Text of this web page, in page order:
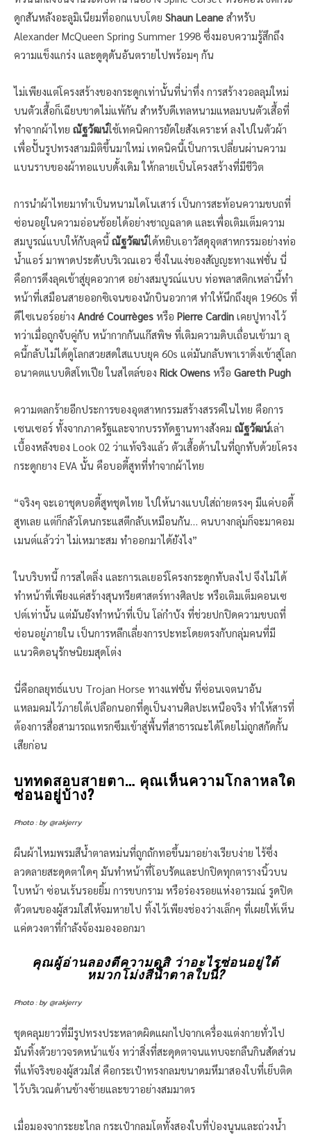
ดูกสันหลังอะลูมิเนียมที่ออกแบบโดย Shaun Leane สำหรับ
Alexander McQueen Spring Summer 1998 ซึ่งมอบความรู้สึกถึง
ความแข็งแกร่ง และดูดุดันอันตรายไปพร้อมๆ กัน
ไม่เพียงแต่โครงสร้างของกระดูกเท่านั้นที่น่าทึ่ง การสร้างวอลลุมใหม่
บนตัวเสื้อก็เฉียบขาดไม่แพ้กัน สำหรับดีเทลหนามแหลมบนตัวเสื้อที่
ทำจากผ้าไทย ณัฐวัฒน์ใช้เทคนิคการยัดใยสังเคราะห์ ลงไปในตัวผ้า
เพื่อปั้นรูปทรงสามมิติขึ้นมาใหม่ เทคนิคนี้เป็นการเปลี่ยนผ่านความ
แบนราบของผ้าทอแบบดั้งเดิม ให้กลายเป็นโครงสร้างที่มีชีวิต
การนำผ้าไทยมาทำเป็นหนามไดโนเสาร์ เป็นการสะท้อนความขบถที่
ซ่อนอยู่ในความอ่อนช้อยได้อย่างชาญฉลาด และเพื่อเติมเต็มความ
สมบูรณ์แบบให้กับลุคนี้ ณัฐวัฒน์ได้หยิบเอาวัสดุอุตสาหกรรมอย่างท่อ
น้ำแอร์ มาพาดประดับบริเวณเอว ซึ่งในแง่ของสัญญะทางแฟชั่น นี่
คือการดึงลุคเข้าสู่ยุคอวกาศ อย่างสมบูรณ์แบบ ท่อพลาสติกเหล่านี้ทำ
หน้าที่เสมือนสายออกซิเจนของนักบินอวกาศ ทำให้นึกถึงยุค 1960s ที่
ดีไซเนอร์อย่าง André Courrèges หรือ Pierre Cardin เคยปูทางไว้
ทว่าเมื่อถูกจับคู่กับ หน้ากากกันแก๊สพิษ ที่เติมความดิบเถื่อนเข้ามา ลุ
คนี้กลับไม่ได้ดูโลกสวยสดใสแบบยุค 60s แต่มันกลับพาเราดิ่งเข้าสู่โลก
อนาคตแบบดิสโทเปีย ในสไตล์ของ Rick Owens หรือ Gareth Pugh
ความตลกร้ายอีกประการของอุตสาหกรรมสร้างสรรค์ในไทย คือการ
เซนเซอร์ ทั้งจากภาครัฐและจากบรรทัดฐานทางสังคม ณัฐวัฒน์เล่า
เบื้องหลังของ Look 02 ว่าแท้จริงแล้ว ตัวเสื้อด้านในที่ถูกทับด้วยโครง
กระดูกยาง EVA นั้น คือบอดี้สูทที่ทำจากผ้าไทย
“จริงๆ จะเอาชุดบอดี้สูทชุดไทย ไปให้นางแบบใส่ถ่ายตรงๆ มีแค่บอดี้
สูทเลย แต่ก็กลัวโดนกระแสตีกลับเหมือนกัน… คนบางกลุ่มก็จะมาคอม
เมนต์แล้วว่า ไม่เหมาะสม ทำออกมาได้ยังไง”
ในบริบทนี้ การสไตลิ่ง และการเลเยอร์โครงกระดูกทับลงไป จึงไม่ได้
ทำหน้าที่เพียงแค่สร้างสุนทรียศาสตร์ทางศิลปะ หรือเติมเต็มคอนเซ
ปต์เท่านั้น แต่มันยังทำหน้าที่เป็น โล่กำบัง ที่ช่วยปกปิดความขบถที่
ซ่อนอยู่ภายใน เป็นการหลีกเลี่ยงการปะทะโดยตรงกับกลุ่มคนที่มี
แนวคิดอนุรักษนิยมสุดโต่ง
นี่คือกลยุทธ์แบบ Trojan Horse ทางแฟชั่น ที่ซ่อนเจตนาอัน
แหลมคมไว้ภายใต้เปลือกนอกที่ดูเป็นงานศิลปะเหนือจริง ทำให้สารที่
ต้องการสื่อสามารถแทรกซึมเข้าสู่พื้นที่สาธารณะได้โดยไม่ถูกสกัดกั้น
เสียก่อน
บททดสอบสายตา… คุณเห็นความโกลาหลใด
ซ่อนอยู่บ้าง?
Photo : by @rakjerry
ผืนผ้าไหมพรมสีน้ำตาลหม่นที่ถูกถักทอขึ้นมาอย่างเรียบง่าย ไร้ซึ่ง
ลวดลายสะดุดตาใดๆ มันทำหน้าที่โอบรัดและปกปิดทุกตารางนิ้วบน
ใบหน้า ซ่อนเร้นรอยยิ้ม การขบกราม หรือร่องรอยแห่งอารมณ์ รูดปิด
ตัวตนของผู้สวมใส่ให้จมหายไป ทิ้งไว้เพียงช่องว่างเล็กๆ ที่เผยให้เห็น
แค่ดวงตาที่กำลังจ้องมองออกมา
คุณผู้อ่านลองตีความดูสิ ว่าอะไรซ่อนอยู่ใต้
หมวกโม่งสีน้ำตาลใบนี้?
Photo : by @rakjerry
ชุดคลุมยาวที่มีรูปทรงประหลาดผิดแผกไปจากเครื่องแต่งกายทั่วไป
มันทิ้งตัวยาวจรดหน้าแข้ง ทว่าสิ่งที่สะดุดตาจนแทบจะกลืนกินสัดส่วน
ที่แท้จริงของผู้สวมใส่ คือกระเป๋าทรงกลมขนาดมหึมาสองใบที่เย็บติด
ไว้บริเวณด้านข้างซ้ายและขวาอย่างสมมาตร
เมื่อมองจากระยะไกล กระเป๋ากลมโตทั้งสองใบที่ป่องนูนและถ่วงน้ำ